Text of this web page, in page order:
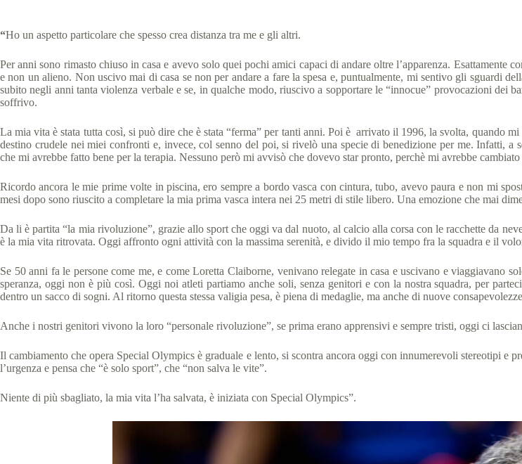
“Ho un aspetto particolare che spesso crea distanza tra me e gli altri.
Per anni sono rimasto chiuso in casa e avevo solo quei pochi amici capaci di andare oltre l’apparenza.
e non un alieno. Non uscivo mai di casa se non per andare a fare la spesa e, puntualmente, mi sentivo gli sguardi
subito negli anni tanta violenza verbale e se, in qualche modo, riuscivo a sopportare le “innocue” provocazioni
soffrivo.
La mia vita è stata tutta così, si può dire che è stata “ferma” per tanti anni. Poi è arrivato il 1996, la svolta, quando
destino crudele nei miei confronti e, invece, col senno del poi, si rivelò una specie di benedizione per me. Infatti,
che mi avrebbe fatto bene per la terapia. Nessuno però mi avvisò che dovevo star pronto, perchè mi avrebbe
Ricordo ancora le mie prime volte in piscina, ero sempre a bordo vasca con cintura, tubo, avevo paura e non mi
mesi dopo sono riuscito a completare la mia prima vasca intera nei 25 metri di stile libero. Una emozione che mai
Da li è partita “la mia rivoluzione”, grazie allo sport che oggi va dal nuoto, al calcio alla corsa con le racchette da
è la mia vita ritrovata. Oggi affronto ogni attività con la massima serenità, e divido il mio tempo fra la squadra e il
Se 50 anni fa le persone come me, e come Loretta Claiborne, venivano relegate in casa e uscivano e viaggiavano
speranza, oggi non è più così. Oggi noi atleti partiamo anche soli, senza genitori e con la nostra squadra, per
dentro un sacco di sogni. Al ritorno questa stessa valigia pesa, è piena di medaglie, ma anche di nuove
Anche i nostri genitori vivono la loro “personale rivoluzione”, se prima erano apprensivi e sempre tristi, oggi ci
Il cambiamento che opera Special Olympics è graduale e lento, si scontra ancora oggi con innumerevoli stereotipi
l’urgenza e pensa che “è solo sport”, che “non salva le vite”.
Niente di più sbagliato, la mia vita l’ha salvata, è iniziata con Special Olympics”.